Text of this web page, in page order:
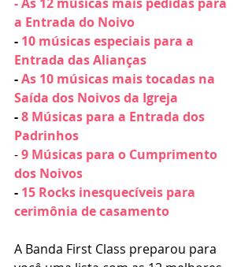
a Entrada do Noivo
- 10 músicas especiais para a
Entrada das Alianças
- As 10 músicas mais tocadas na
Saída dos Noivos da Igreja
- 8 Músicas para a Entrada dos
Padrinhos
- 9 Músicas para o Cumprimento
dos Noivos
- 15 Rocks inesquecíveis para
cerimônia de casamento
A Banda First Class preparou para